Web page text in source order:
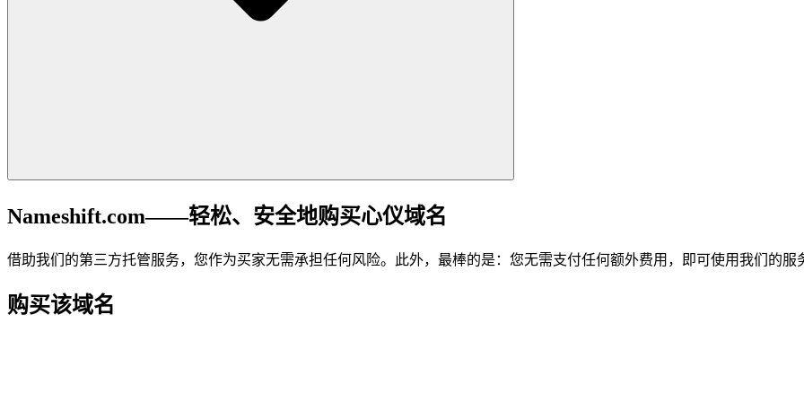
Nameshift.com——轻松、安全地购买心仪域名
借助我们的第三方托管服务，您作为买家无需承担任何风险。此外，最棒的是：您无需支付任何额外费用，即可使用我们的服
购买该域名